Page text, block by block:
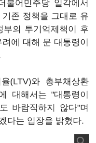
어민주당 일각에서
존 정책을 그대로 유
부의 투기억제책이 후
에 대해 문 대통령이
(LTV)와 총부채상환
대해서는 "대통령이
바람직하지 않다"며
다는 입장을 밝혔다.